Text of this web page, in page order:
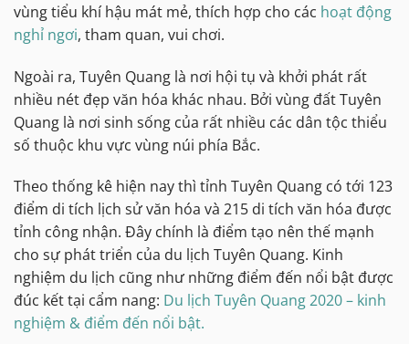
vùng tiểu khí hậu mát mẻ, thích hợp cho các hoạt động
nghỉ ngơi, tham quan, vui chơi.
Ngoài ra, Tuyên Quang là nơi hội tụ và khởi phát rất
nhiều nét đẹp văn hóa khác nhau. Bởi vùng đất Tuyên
Quang là nơi sinh sống của rất nhiều các dân tộc thiểu
số thuộc khu vực vùng núi phía Bắc.
Theo thống kê hiện nay thì tỉnh Tuyên Quang có tới 123
điểm di tích lịch sử văn hóa và 215 di tích văn hóa được
tỉnh công nhận. Đây chính là điểm tạo nên thế mạnh
cho sự phát triển của du lịch Tuyên Quang. Kinh
nghiệm du lịch cũng như những điểm đến nổi bật được
đúc kết tại cẩm nang: Du lịch Tuyên Quang 2020 – kinh
nghiệm & điểm đến nổi bật.